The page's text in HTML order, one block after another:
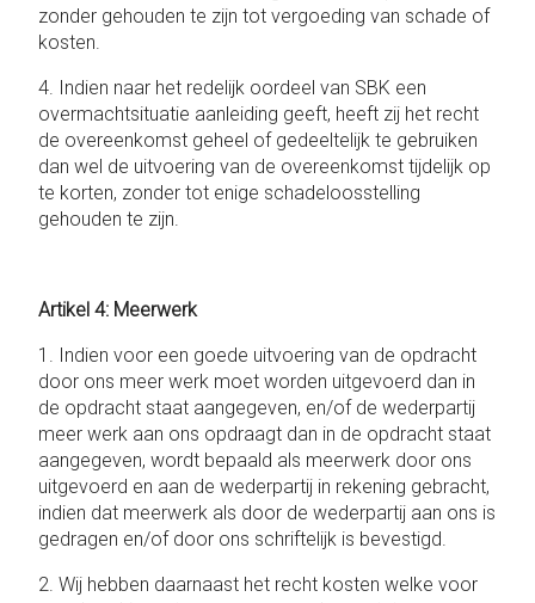
zonder gehouden te zijn tot vergoeding van schade of
kosten.
4. Indien naar het redelijk oordeel van SBK een
overmachtsituatie aanleiding geeft, heeft zij het recht
de overeenkomst geheel of gedeeltelijk te gebruiken
dan wel de uitvoering van de overeenkomst tijdelijk op
te korten, zonder tot enige schadeloosstelling
gehouden te zijn.
Artikel 4: Meerwerk
1. Indien voor een goede uitvoering van de opdracht
door ons meer werk moet worden uitgevoerd dan in
de opdracht staat aangegeven, en/of de wederpartij
meer werk aan ons opdraagt ​​dan in de opdracht staat
aangegeven, wordt bepaald als meerwerk door ons
uitgevoerd en aan de wederpartij in rekening gebracht,
indien dat meerwerk als door de wederpartij aan ons is
gedragen en/of door ons schriftelijk is bevestigd.
2. Wij hebben daarnaast het recht kosten welke voor